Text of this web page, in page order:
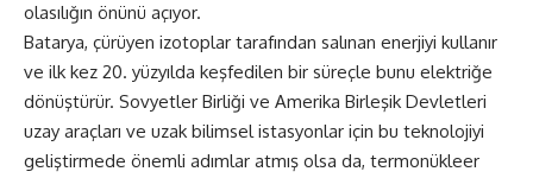
olasılığın önünü açıyor.
Batarya, çürüyen izotoplar tarafından salınan enerjiyi kullanır
ve ilk kez 20. yüzyılda keşfedilen bir süreçle bunu elektriğe
dönüştürür. Sovyetler Birliği ve Amerika Birleşik Devletleri
uzay araçları ve uzak bilimsel istasyonlar için bu teknolojiyi
geliştirmede önemli adımlar atmış olsa da, termonükleer